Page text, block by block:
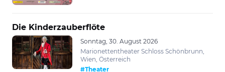
Die Kinderzauberflöte
Sonntag, 30. August 2026
Marionettentheater Schloss Schönbrunn,
Wien, Österreich
#Theater